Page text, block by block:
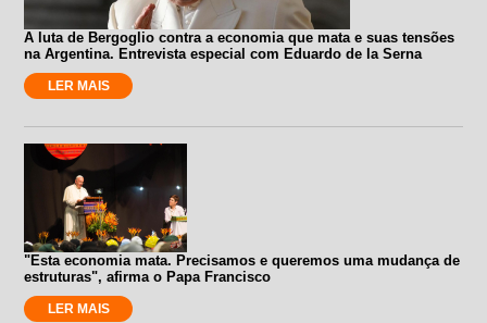
A luta de Bergoglio contra a economia que mata e suas tensões
na Argentina. Entrevista especial com Eduardo de la Serna
LER MAIS
"Esta economia mata. Precisamos e queremos uma mudança de
estruturas", afirma o Papa Francisco
LER MAIS